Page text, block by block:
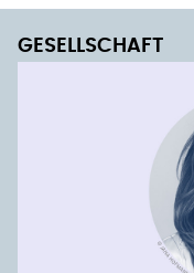
GESELLSCHAFT